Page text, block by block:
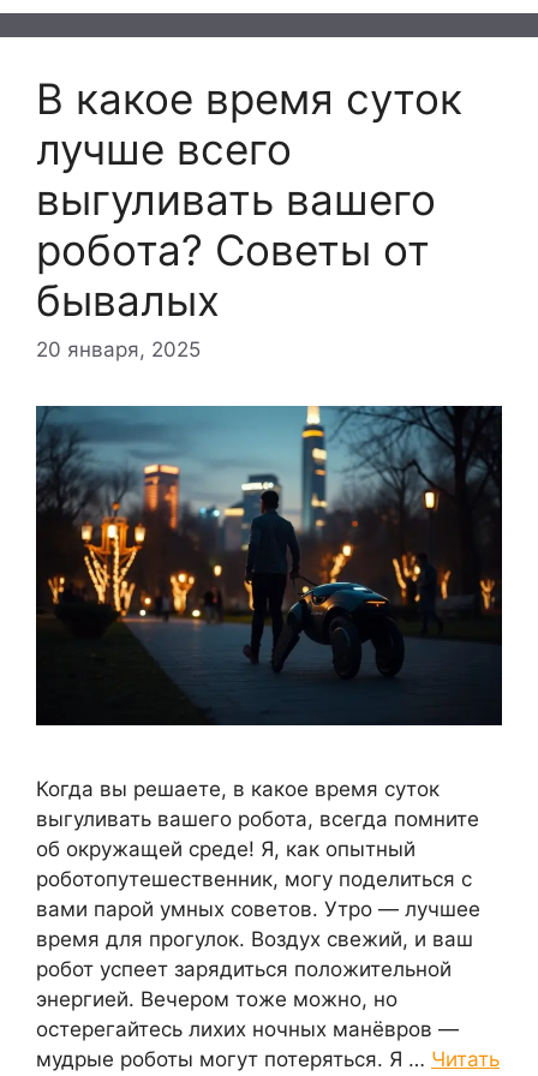
В какое время суток
лучше всего
выгуливать вашего
робота? Советы от
бывалых
20 января, 2025
Когда вы решаете, в какое время суток
выгуливать вашего робота, всегда помните
об окружащей среде! Я, как опытный
роботопутешественник, могу поделиться с
вами парой умных советов. Утро — лучшее
время для прогулок. Воздух свежий, и ваш
робот успеет зарядиться положительной
энергией. Вечером тоже можно, но
остерегайтесь лихих ночных манёвров —
мудрые роботы могут потеряться. Я … Читать